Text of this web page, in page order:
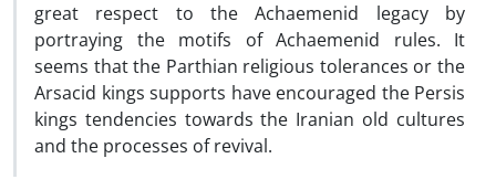
great respect to the Achaemenid legacy by
portraying the motifs of Achaemenid rules. It
seems that the Parthian religious tolerances or the
Arsacid kings supports have encouraged the Persis
kings tendencies towards the Iranian old cultures
and the processes of revival.